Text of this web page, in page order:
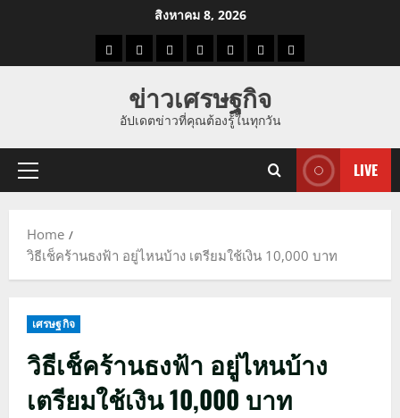
สิงหาคม 8, 2026
ราคาแนว
ราคา
ทอง
ข่าว
นี้
ข่าว
ดูด
ที่
ผู้ชาย
ข่าวเศรษฐกิจ
อัปเดตข่าวที่คุณต้องรู้ในทุกวัน
Primary
LIVE
Home
วิธีเช็คร้านธงฟ้า อยู่ไหนบ้าง เตรียมใช้เงิน 10,000 บาท
เศรษฐกิจ
วิธีเช็คร้านธงฟ้า อยู่ไหนบ้าง
เตรียมใช้เงิน 10,000 บาท